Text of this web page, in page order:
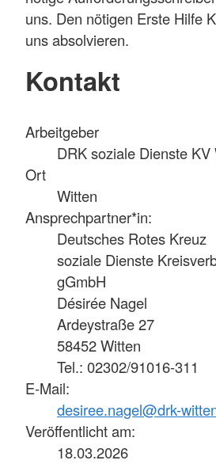
uns. Den nötigen Erste Hilfe
uns absolvieren.
Kontakt
Arbeitgeber
DRK soziale Dienste
Ort
Witten
Ansprechpartner*in:
Deutsches Rotes Kreuz
soziale Dienste
gGmbH
Désirée Nagel
Ardeystraße 27
58452 Witten
Tel.: 02302/91016-311
E-Mail:
desiree.nagel@drk-
Veröffentlicht am:
18.03.2026